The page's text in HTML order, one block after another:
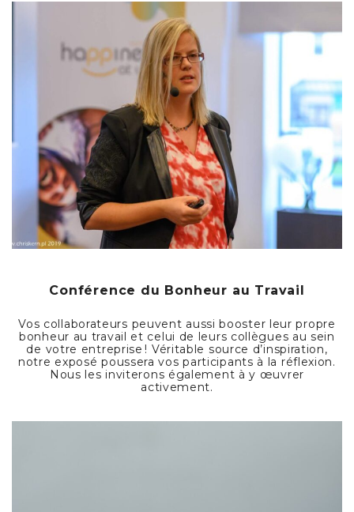
Conférence du Bonheur au Travail
Vos collaborateurs peuvent aussi booster leur propre
bonheur au travail et celui de leurs collègues au sein
de votre entreprise ! Véritable source d’inspiration,
notre exposé poussera vos participants à la réflexion.
Nous les inviterons également à y œuvrer
activement.